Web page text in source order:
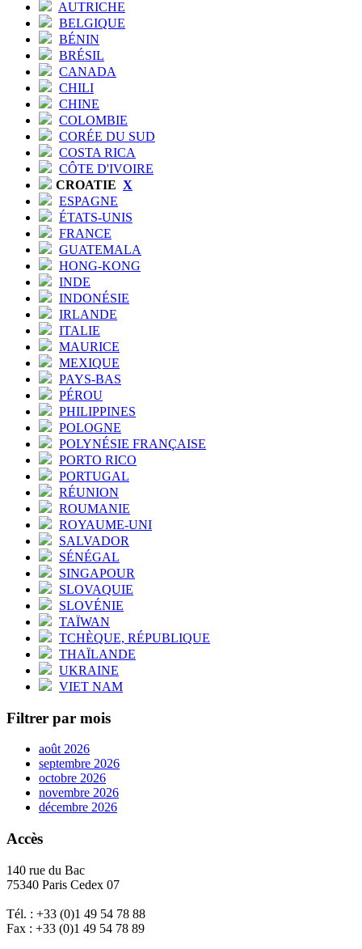
AUTRICHE
BELGIQUE
BÉNIN
BRÉSIL
CANADA
CHILI
CHINE
COLOMBIE
CORÉE DU SUD
COSTA RICA
CÔTE D'IVOIRE
CROATIE X
ESPAGNE
ÉTATS-UNIS
FRANCE
GUATEMALA
HONG-KONG
INDE
INDONÉSIE
IRLANDE
ITALIE
MAURICE
MEXIQUE
PAYS-BAS
PÉROU
PHILIPPINES
POLOGNE
POLYNÉSIE FRANÇAISE
PORTO RICO
PORTUGAL
RÉUNION
ROUMANIE
ROYAUME-UNI
SALVADOR
SÉNÉGAL
SINGAPOUR
SLOVAQUIE
SLOVÉNIE
TAÏWAN
TCHÈQUE, RÉPUBLIQUE
THAÏLANDE
UKRAINE
VIET NAM
Filtrer par mois
août 2026
septembre 2026
octobre 2026
novembre 2026
décembre 2026
Accès
140 rue du Bac
75340 Paris Cedex 07
Tél. : +33 (0)1 49 54 78 88
Fax : +33 (0)1 49 54 78 89